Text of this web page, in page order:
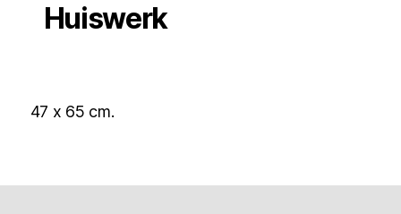
Huiswerk
47 x 65 cm.